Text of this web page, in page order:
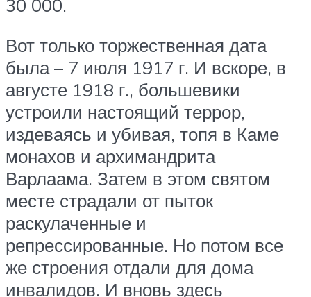
30 000.
Вот только торжественная дата
была – 7 июля 1917 г. И вскоре, в
августе 1918 г., большевики
устроили настоящий террор,
издеваясь и убивая, топя в Каме
монахов и архимандрита
Варлаама. Затем в этом святом
месте страдали от пыток
раскулаченные и
репрессированные. Но потом все
же строения отдали для дома
инвалидов. И вновь здесь